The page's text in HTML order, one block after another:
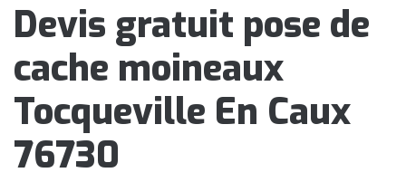
Devis gratuit pose de
cache moineaux
Tocqueville En Caux
76730